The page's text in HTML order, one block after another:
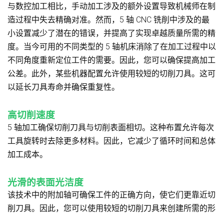
与数控加工相比，手动加工涉及的额外设置导致机械师在制
造过程中失去精确对准。然而，5 轴 CNC 铣削中涉及的最
小设置减少了潜在的错误，并提高了实现卓越质量所需的精
度。当今可用的不同类型的 5 轴机床消除了在加工过程中以
不同角度重新定位工件的需要。因此，您可以确保提高加工
公差。此外，某些机器配置允许使用较短的切削刀具。这可
以延长刀具寿命并确保重复性。
高切削速度
5 轴加工确保切削刀具与切削表面相切。这种布置允许每次
工具旋转时去除更多材料。因此，它减少了循环时间和总体
加工成本。
光滑的表面光洁度
该技术中的附加轴可确保工件的正确方向，使它们更靠近切
削刀具。因此，您可以使用较短的切削刀具来创建所需的形